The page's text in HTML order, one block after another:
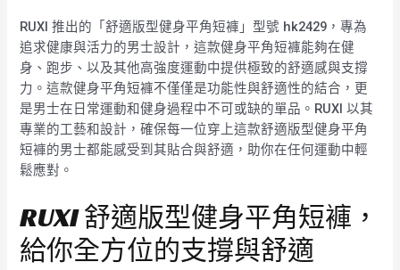
RUXI 推出的「舒適版型健身平角短褲」型號 hk2429，專為
追求健康與活力的男士設計，這款健身平角短褲能夠在健
身、跑步、以及其他高強度運動中提供極致的舒適感與支撐
力。這款健身平角短褲不僅僅是功能性與舒適性的結合，更
是男士在日常運動和健身過程中不可或缺的單品。RUXI 以其
專業的工藝和設計，確保每一位穿上這款舒適版型健身平角
短褲的男士都能感受到其貼合與舒適，助你在任何運動中輕
鬆應對。
RUXI 舒適版型健身平角短褲，
給你全方位的支撐與舒適